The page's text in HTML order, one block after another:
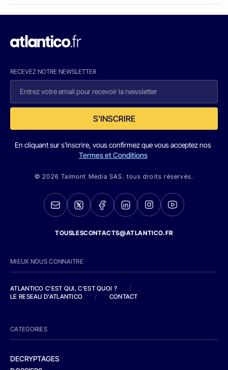
RECEVEZ NOTRE NEWSLETTER
S'INSCRIRE
En cliquant sur s'inscrire, vous confirmez que vous acceptez nos
Termes et Conditions
© 2026 Talmont Media SAS. tous droits réservés.
TOUSLESCONTACTS@ATLANTICO.FR
MIEUX NOUS CONNAITRE
ATLANTICO C'EST QUI, C'EST QUOI ?
/
LE RESEAU D'ATLANTICO
/ CONTACT
CATEGORIES
DECRYPTAGES